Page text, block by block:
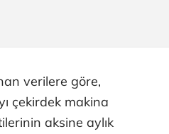
verilere göre,
çekirdek makina
aksine aylık